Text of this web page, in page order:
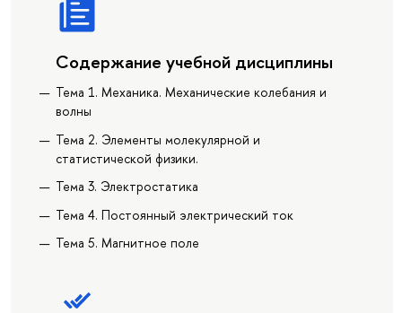
Содержание учебной дисциплины
Тема 1. Механика. Механические колебания и
волны
Тема 2. Элементы молекулярной и
статистической физики.
Тема 3. Электростатика
Тема 4. Постоянный электрический ток
Тема 5. Магнитное поле